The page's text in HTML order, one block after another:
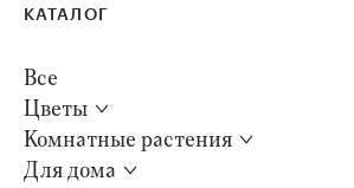
8 (495) 120-77-22
КАТАЛОГ
Все
Цветы
Комнатные растения
Для дома